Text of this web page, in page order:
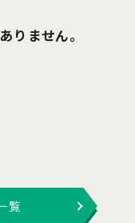
りません。
覧